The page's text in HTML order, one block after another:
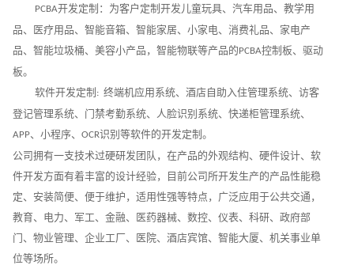
PCBA开发定制：为客户定制开发儿童玩具、汽车用品、教学用
品、医疗用品、智能音箱、智能家居、小家电、消费礼品、家电产
品、智能垃圾桶、美容小产品，智能物联等产品的PCBA控制板、驱动
板。
软件开发定制 : 终端机应用系统、酒店自助入住管理系统、访客
登记管理系统、门禁考勤系统、人脸识别系统、快递柜管理系统、
APP、小程序、 OCR识别等软件的开发定制。
公司拥有一支技术过硬研发团队，在产品的外观结构、硬件设计、软
件开发方面有着丰富的设计经验，目前公司所开发生产的产品性能稳
定、安装简便、便于维护，适用性强等特点，广泛应用于公共交通，
教育、电力、军工、金融、医药器械、数控、仪表、科研、政府部
门、物业管理、企业工厂、医院、酒店宾馆、智能大厦、机关事业单
位等场所。